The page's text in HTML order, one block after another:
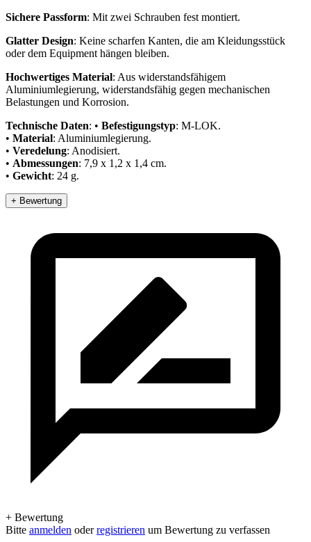
Sichere Passform: Mit zwei Schrauben fest montiert.
Glatter Design: Keine scharfen Kanten, die am Kleidungsstück
oder dem Equipment hängen bleiben.
Hochwertiges Material: Aus widerstandsfähigem
Aluminiumlegierung, widerstandsfähig gegen mechanischen
Belastungen und Korrosion.
Technische Daten: • Befestigungstyp: M-LOK.
• Material: Aluminiumlegierung.
• Veredelung: Anodisiert.
• Abmessungen: 7,9 x 1,2 x 1,4 cm.
• Gewicht: 24 g.
+ Bewertung
+ Bewertung
Bitte anmelden oderregistrieren um Bewertung zu verfassen